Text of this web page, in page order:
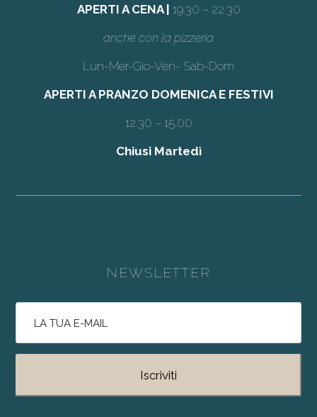
APERTI A CENA | 19.30 – 22.30
anche con la pizzeria
Lun-Mer-Gio-Ven- Sab-Dom
APERTI A PRANZO DOMENICA E FESTIVI
12.30 – 15.00
Chiusi Martedì
NEWSLETTER